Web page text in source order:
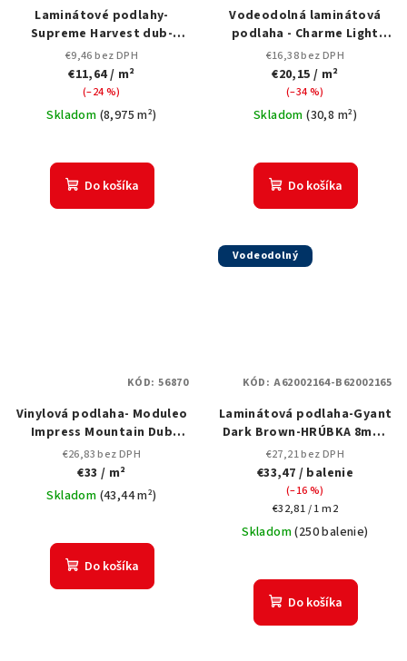
Laminátové podlahy-
Supreme Harvest dub-
HRÚBKA 12mm. s V-drážkou
€9,46 bez DPH
€11,64/ m²
(–24 %)
Skladom (8,975 m²)
Do košíka
Vodeodolná laminátová
podlaha - Charme Light
Natural - hrúbka 8 mm - so
4V-drážkou
€16,38 bez DPH
€20,15/ m²
(–34 %)
Skladom(30,8 m²)
Do košíka
Vinylová podlaha- Moduleo
Impress Mountain Dub
56870
€26,83 bez DPH
€33 / m²
Skladom (43,44 m²)
Do košíka
KÓD: 56870
Vodeodolný
Laminátová podlaha-Gyant
Dark Brown-HRÚBKA 8mm-
vzor rybia kosť-
Vodeodolný
€27,21 bez DPH
€33,47 / balenie
(–16 %)
Jednotková
cena:
€32,81 / 1 m2
Skladom(250 balenie)
Do košíka
KÓD: A62002164-B62002165